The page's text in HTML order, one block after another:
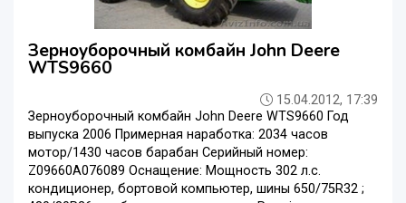
Зерноуборочный комбайн John Deere
WTS9660
15.04.2012, 17:39
Зерноуборочный комбайн John Deere WTS9660 Год
выпуска 2006 Примерная наработка: 2034 часов
мотор/1430 часов барабан Серийный номер:
Z09660A076089 Оснащение: Мощность 302 л.с.
кондиционер, бортовой компьютер, шины 650/75R32 ;